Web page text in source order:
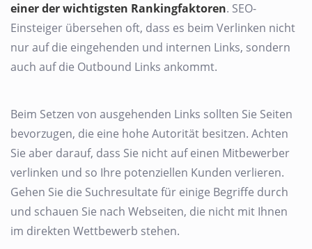
einer der wichtigsten Rankingfaktoren. SEO-
Einsteiger übersehen oft, dass es beim Verlinken nicht
nur auf die eingehenden und internen Links, sondern
auch auf die Outbound Links ankommt.
Beim Setzen von ausgehenden Links sollten Sie Seiten
bevorzugen, die eine hohe Autorität besitzen. Achten
Sie aber darauf, dass Sie nicht auf einen Mitbewerber
verlinken und so Ihre potenziellen Kunden verlieren.
Gehen Sie die Suchresultate für einige Begriffe durch
und schauen Sie nach Webseiten, die nicht mit Ihnen
im direkten Wettbewerb stehen.